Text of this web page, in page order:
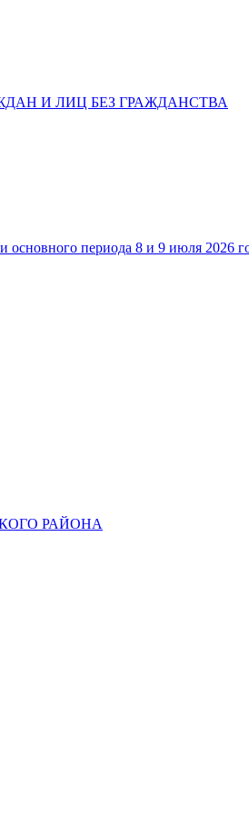
И ЛИЦ БЕЗ ГРАЖДАНСТВА
основного периода 8 и 9 июля 2026
РАЙОНА